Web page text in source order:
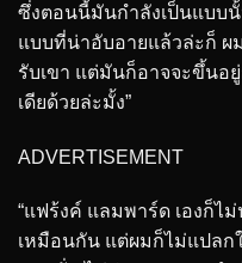
ซึ่งตอนนี้มันกำลังเป็นแบบ
แบบที่น่าอับอายแล้วล่ะก็ ผ
รับเขา แต่มันก็อาจจะขึ้นอ
เดียด้วยล่ะมั้ง”
ADVERTISEMENT
“แฟร้งค์ แลมพาร์ด เองก็ไ
เหมือนกัน แต่ผมก็ไม่แปลก